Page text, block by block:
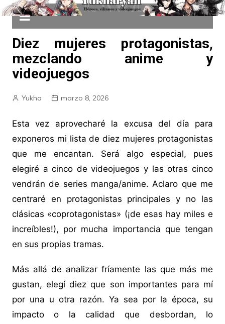
Diez mujeres protagonistas,
mezclando anime y
videojuegos
Yukha marzo 8, 2026
Esta vez aprovecharé la excusa del día para
exponeros mi lista de diez mujeres protagonistas
que me encantan. Será algo especial, pues
elegiré a cinco de videojuegos y las otras cinco
vendrán de series manga/anime. Aclaro que me
centraré en protagonistas principales y no las
clásicas «coprotagonistas» (¡de esas hay miles e
increíbles!), por mucha importancia que tengan
en sus propias tramas.
Más allá de analizar fríamente las que más me
gustan, elegí diez que son importantes para mí
por una u otra razón. Ya sea por la época, su
impacto o la calidad que desbordan, lo